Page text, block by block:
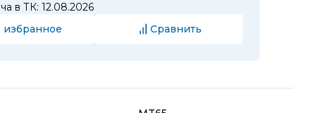
в ТК: 12.08.2026
избранное
Сравнить